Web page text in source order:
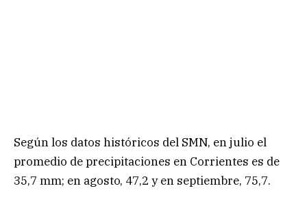
Según los datos históricos del SMN, en julio el
promedio de precipitaciones en Corrientes es de
35,7 mm; en agosto, 47,2 y en septiembre, 75,7.